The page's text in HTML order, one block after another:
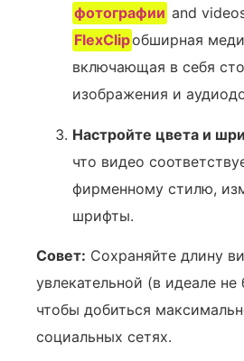
фотографии and
FlexClipобширная
включающая в себя
изображения и
Настройте цвета и
что видео
фирменному стилю,
шрифты.
Совет: Сохраняйте длину
увлекательной (в идеале не
чтобы добиться
социальных сетях.